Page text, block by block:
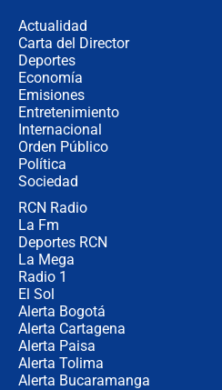
Actualidad
Carta del Director
Deportes
Economía
Emisiones
Entretenimiento
Internacional
Orden Público
Política
Sociedad
RCN Radio
La Fm
Deportes RCN
La Mega
Radio 1
El Sol
Alerta Bogotá
Alerta Cartagena
Alerta Paisa
Alerta Tolima
Alerta Bucaramanga